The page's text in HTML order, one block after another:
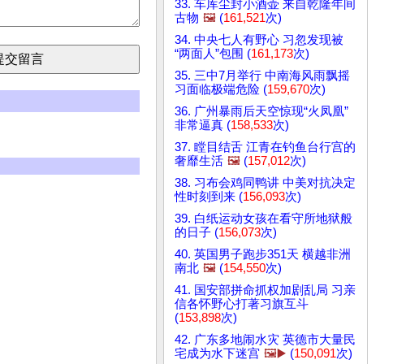
33. 车库尘封小酒壶 来自乾隆年间
古物 🖼️ (161,521次)
34. 中央七人有野心 习忽发现被
“两面人”包围 (161,173次)
35. 三中7月举行 中南海风雨飘摇
习面临极端危险 (159,670次)
36. 广州暴雨后天空惊现“火凤凰”
非常逼真 (158,533次)
37. 瞠目结舌 江青在钓鱼台行宫的
奢靡生活 🖼️ (157,012次)
38. 习布会鸡同鸭讲 中美对抗决定
性时刻到来 (156,093次)
39. 白纸运动女孩在看守所地狱般
的日子 (156,073次)
40. 英国男子跑步351天 横越非洲
南北 🖼️ (154,550次)
41. 国安部拼命抓权加剧乱局 习亲
信各怀野心打著习旗互斗
(153,898次)
42. 广东多地闹水灾 英德市大量民
宅成为水下迷宫 🖼️▶️ (150,091次)